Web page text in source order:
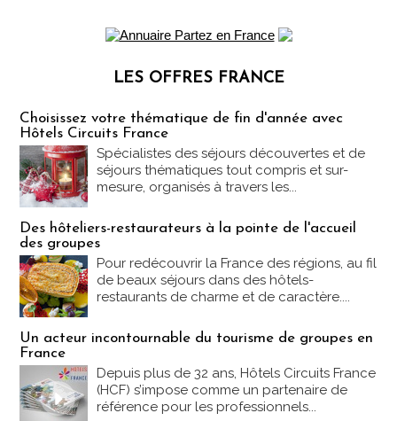
LES OFFRES FRANCE
Choisissez votre thématique de fin d'année avec
Hôtels Circuits France
Spécialistes des séjours découvertes et de
séjours thématiques tout compris et sur-
mesure, organisés à travers les...
Des hôteliers-restaurateurs à la pointe de l'accueil
des groupes
Pour redécouvrir la France des régions, au fil
de beaux séjours dans des hôtels-
restaurants de charme et de caractère....
Un acteur incontournable du tourisme de groupes en
France
Depuis plus de 32 ans, Hôtels Circuits France
(HCF) s’impose comme un partenaire de
référence pour les professionnels...